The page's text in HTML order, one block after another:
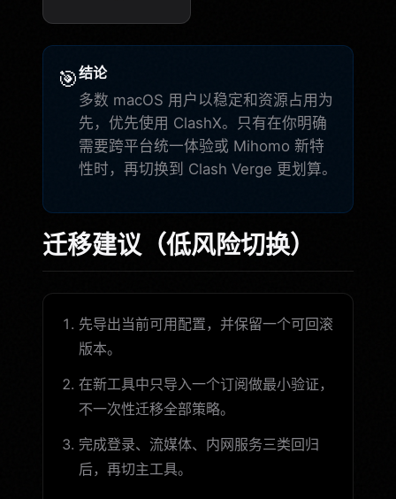
🎯结论
多数 macOS 用户以稳定和资源占用为
先，优先使用 ClashX。只有在你明确
需要跨平台统一体验或 Mihomo 新特
性时，再切换到 Clash Verge 更划算。
迁移建议（低风险切换）
先导出当前可用配置，并保留一个可回滚
版本。
在新工具中只导入一个订阅做最小验证，
不一次性迁移全部策略。
完成登录、流媒体、内网服务三类回归
后，再切主工具。